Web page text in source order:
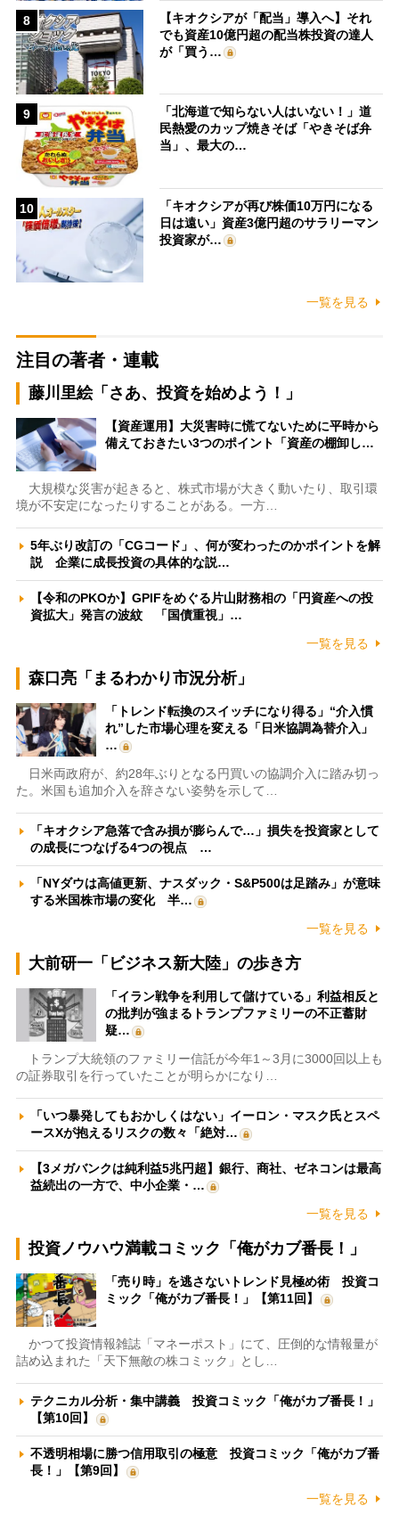
8
【キオクシアが「配当」導入へ】それ
でも資産10億円超の配当株投資の達人
が「買う…
9
「北海道で知らない人はいない！」道
民熱愛のカップ焼きそば「やきそば弁
当」、最大の…
10
「キオクシアが再び株価10万円になる
日は遠い」資産3億円超のサラリーマン
投資家が…
一覧を見る
注目の著者・連載
藤川里絵「さあ、投資を始めよう！」
【資産運用】大災害時に慌てないために平時から
備えておきたい3つのポイント「資産の棚卸し…
大規模な災害が起きると、株式市場が大きく動いたり、取引環
境が不安定になったりすることがある。一方…
5年ぶり改訂の「CGコード」、何が変わったのかポイントを解
説 企業に成長投資の具体的な説…
【令和のPKOか】GPIFをめぐる片山財務相の「円資産への投
資拡大」発言の波紋 「国債重視」…
一覧を見る
森口亮「まるわかり市況分析」
「トレンド転換のスイッチになり得る」“介入慣
れ”した市場心理を変える「日米協調為替介入」
…
日米両政府が、約28年ぶりとなる円買いの協調介入に踏み切っ
た。米国も追加介入を辞さない姿勢を示して…
「キオクシア急落で含み損が膨らんで…」損失を投資家として
の成長につなげる4つの視点 …
「NYダウは高値更新、ナスダック・S&P500は足踏み」が意味
する米国株市場の変化 半…
一覧を見る
大前研一「ビジネス新大陸」の歩き方
「イラン戦争を利用して儲けている」利益相反と
の批判が強まるトランプファミリーの不正蓄財
疑…
トランプ大統領のファミリー信託が今年1～3月に3000回以上も
の証券取引を行っていたことが明らかになり…
「いつ暴発してもおかしくはない」イーロン・マスク氏とスペ
ースXが抱えるリスクの数々「絶対…
【3メガバンクは純利益5兆円超】銀行、商社、ゼネコンは最高
益続出の一方で、中小企業・…
一覧を見る
投資ノウハウ満載コミック「俺がカブ番長！」
「売り時」を逃さないトレンド見極め術 投資コ
ミック「俺がカブ番長！」【第11回】
かつて投資情報雑誌「マネーポスト」にて、圧倒的な情報量が
詰め込まれた「天下無敵の株コミック」とし…
テクニカル分析・集中講義 投資コミック「俺がカブ番長！」
【第10回】
不透明相場に勝つ信用取引の極意 投資コミック「俺がカブ番
長！」【第9回】
一覧を見る